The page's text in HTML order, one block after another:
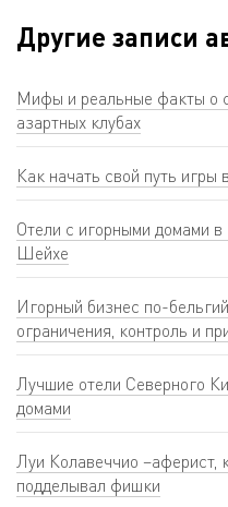
Другие записи
Мифы и реальные факты о
азартных клубах
Как начать свой путь игры
Отели с игорными домами
Шейхе
Игорный бизнес по-
ограничения, контроль и
Лучшие отели Северного
домами
Луи Колавеччио –аферист,
подделывал фишки